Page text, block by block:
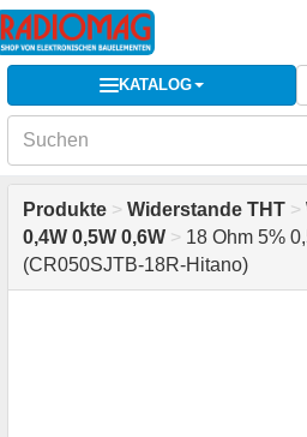
KATALOG
Produkte > Widerstande THT >
0,4W 0,5W 0,6W > 18 Ohm 5%
(CR050SJTB-18R-Hitano)